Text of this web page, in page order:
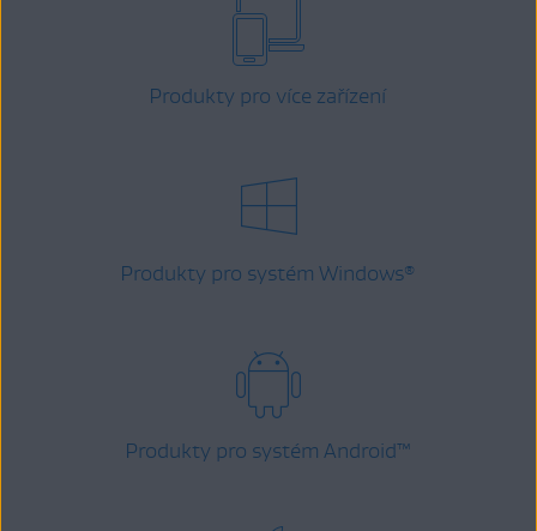
Produkty pro více zařízení
Produkty pro systém Windows®
Produkty pro systém Android™